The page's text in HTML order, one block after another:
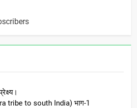
tribe to south India) भाग-1